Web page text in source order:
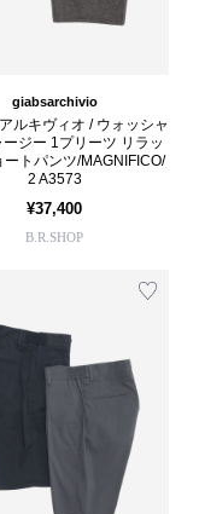
giabsarchivio
ルキヴィオ / ウォッシャ
ージー 1プリーツ リラッ
ートパンツ/MAGNIFICO/
2 A3573
¥37,400
B.R.SHOP